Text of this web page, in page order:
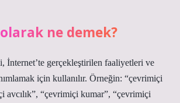
ne demek?
İnternet’te gerçekleştirilen faaliyetleri ve
için kullanılır. Örneğin: “çevrimiçi
avcılık”, “çevrimiçi kumar”, “çevrimiçi